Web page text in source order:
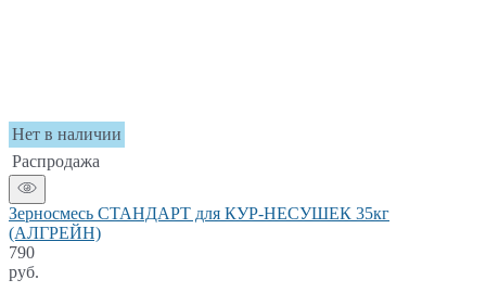
Нет в наличии
Распродажа
Зерносмесь СТАНДАРТ для КУР-НЕСУШЕК 35кг
(АЛГРЕЙН)
790
руб.